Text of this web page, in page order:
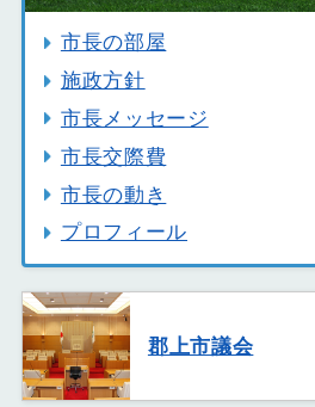
市長の部屋
施政方針
市長メッセージ
市長交際費
市長の動き
プロフィール
郡上市議会